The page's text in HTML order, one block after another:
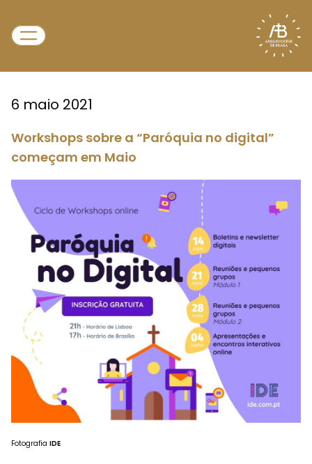
6 maio 2021
Workshops sobre a “Paróquia no digital”
começam em Maio
Fotografia IDE